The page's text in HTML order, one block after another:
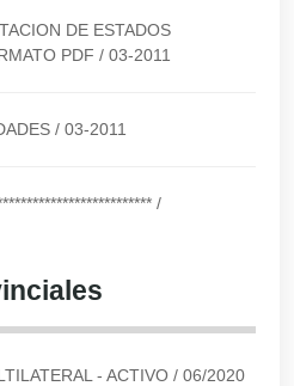
DE ESTADOS
PDF / 03-2011
/ 03-2011
/
- ACTIVO / 06/2020